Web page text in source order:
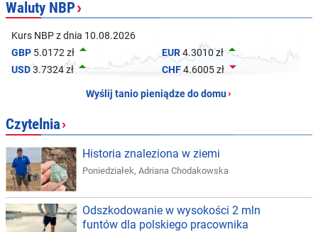
Waluty NBP›
Kurs NBP z dnia 10.08.2026
GBP 5.0172 zł  EUR4.3010 zł
USD3.7324 zł CHF4.6005 zł 
Wyślij tanio pieniądze do domu›
Czytelnia›
Historia znaleziona w ziemi
Poniedziałek, Adriana Chodakowska
Odszkodowanie w wysokości 2 mln
funtów dla polskiego pracownika